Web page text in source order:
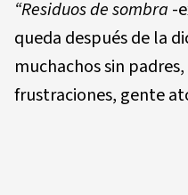
“Residuos de sombra -
queda después de la
muchachos sin
frustraciones, gente